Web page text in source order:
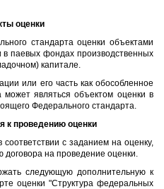
оценки
стандарта оценки объектами
в паевых фондах производственных
капитале.
или его часть как обособленное
являться объектом оценки в
Федерального стандарта.
к проведению оценки
с заданием на оценку,
на проведение оценки.
следующую дополнительную к
оценки "Структура федеральных